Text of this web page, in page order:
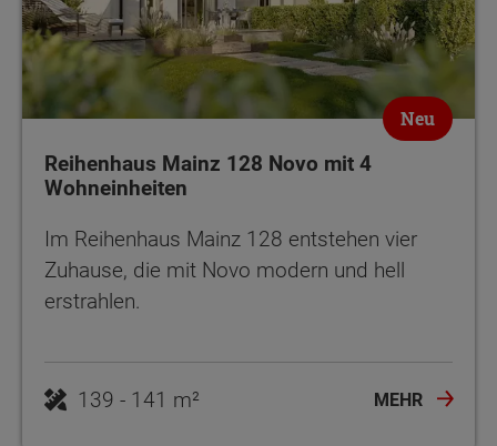
Neu
Reihenhaus Mainz 128 Novo mit 4
Wohneinheiten
Im Reihenhaus Mainz 128 entstehen vier
Zuhause, die mit Novo modern und hell
erstrahlen.
139 - 141 m² MEHR